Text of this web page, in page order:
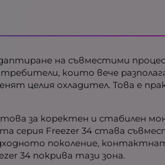
на съвместими
които вече
целия охладител. Това е
за коректен и стабилен
серия Freezer 34 става
поколение,
34 покрива тази зона.